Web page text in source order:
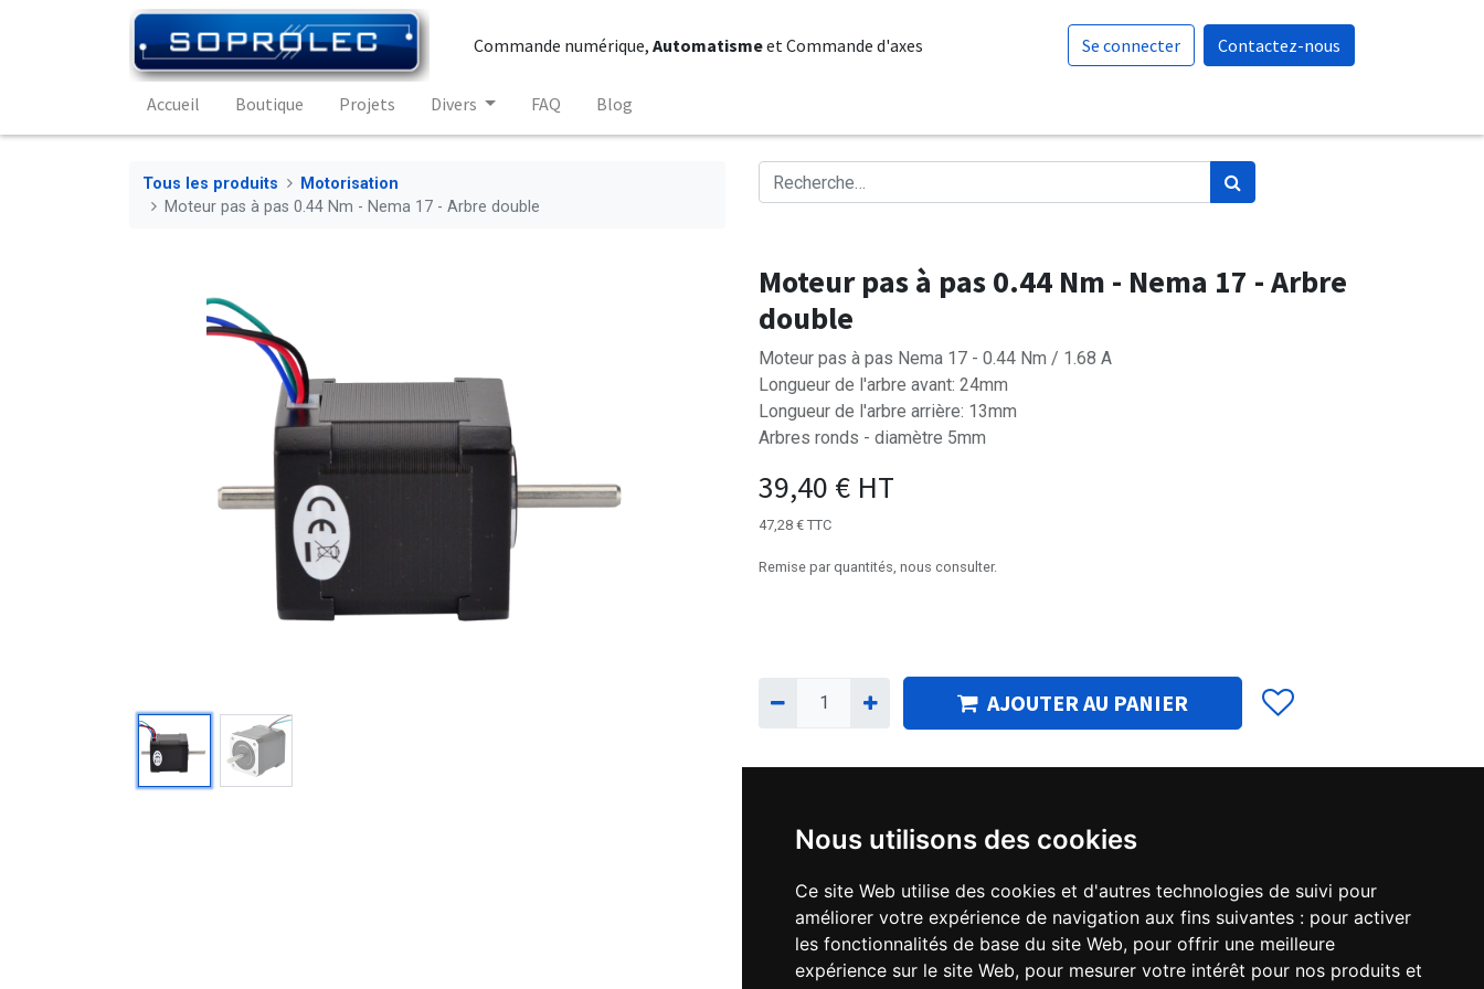
Nous utilisons des cookies
Ce site Web utilise des cookies et d'autres technologies de suivi pour
améliorer votre expérience de navigation aux fins suivantes : pour activer
les fonctionnalités de base du site Web, pour offrir une meilleure
expérience sur le site Web, pour mesurer votre intérêt pour nos produits et
Commande numérique,Automatismeet Commande d'axes Se connecter Contactez-nous
Accueil Boutique Projets Divers FAQ Blog
Tous les produits
Motorisation
Moteur pas à pas 0.44 Nm - Nema 17 - Arbre double
Moteur pas à pas 0.44 Nm - Nema 17 - Arbre
double
Moteur pas à pas Nema 17 - 0.44 Nm / 1.68 A
Longueur de l'arbre avant: 24mm
Longueur de l'arbre arrière: 13mm
Arbres ronds - diamètre 5mm
39,40 € HT
47,28 € TTC
Remise par quantités, nous consulter.
AJOUTER AU PANIER
Datasheet M42HS044D
Référence interne: M42HS044D